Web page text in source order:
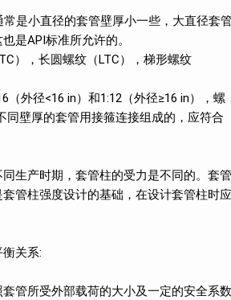
是小直径的套管壁厚小一些，大直径套管
是API标准所允许的。
），长圆螺纹（LTC），梯形螺纹
外径<16 in）和1:12（外径≥16 in），螺
壁厚的套管用接箍连接组成的，应符合
生产时期，套管柱的受力是不同的。套管
管柱强度设计的基础，在设计套管柱时应
关系:
管所受外部载荷的大小及一定的安全系数